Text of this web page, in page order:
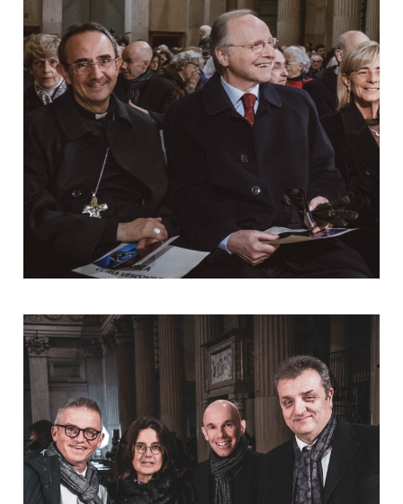
d'insieme per strumenti ad arco, e poi
perché adoro il programma e la
letteratura sin dal Settecento che è stata
proposta per questo tipo di organico.
Colgo l'occasione anche per ringraziare
questi miei colleghi docenti di altri
conservatori, che sono anche oltretutto
dei dei musicisti di chiara fama, che
svolgono un'attività concertistica sia a
livello nazionale che internazionale, e
ringrazio questi allievi talentuosi, che si
sono adoperati in questi giorni e che mi
hanno anche un po' sopportato perché